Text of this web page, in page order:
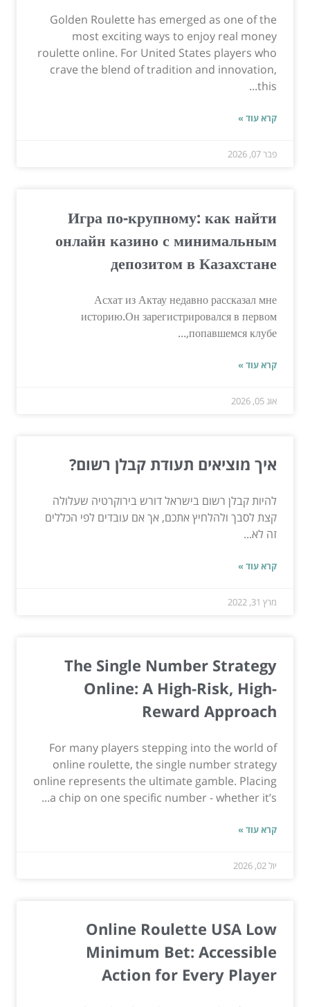
Golden Roulette has emerged as one of the
most exciting ways to enjoy real money
roulette online. For United States players who
crave the blend of tradition and innovation,
this...
קרא עוד »
פבר 07, 2026
Игра по-крупному: как найти
онлайн казино с минимальным
депозитом в Казахстане
Асхат из Актау недавно рассказал мне
историю.Он зарегистрировался в первом
попавшемся клубе,...
קרא עוד »
אוג 05, 2026
איך מוציאים תעודת קבלן רשום?
להיות קבלן רשום בישראל דורש בירוקרטיה שעלולה
קצת לסבך ולהלחיץ אתכם, אך אם עובדים לפי הכללים
זה לא...
קרא עוד »
מרץ 31, 2022
The Single Number Strategy
Online: A High-Risk, High-
Reward Approach
For many players stepping into the world of
online roulette, the single number strategy
online represents the ultimate gamble. Placing
a chip on one specific number - whether it’s...
קרא עוד »
יול 02, 2026
Online Roulette USA Low
Minimum Bet: Accessible
Action for Every Player